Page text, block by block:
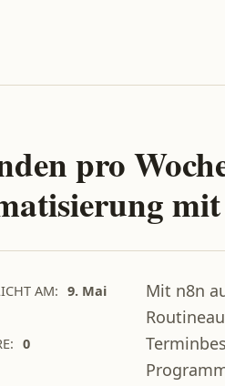
pro
AM: 9. Mai
0
Mit n8n